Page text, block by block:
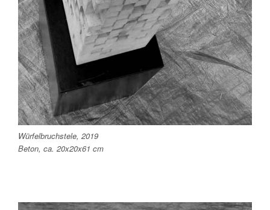
Würfelbruchstele, 2019
Beton, ca. 20x20x61 cm